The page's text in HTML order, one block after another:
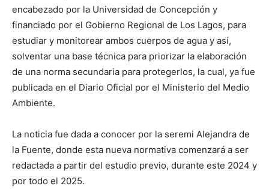
encabezado por la Universidad de Concepción y
financiado por el Gobierno Regional de Los Lagos, para
estudiar y monitorear ambos cuerpos de agua y así,
solventar una base técnica para priorizar la elaboración
de una norma secundaria para protegerlos, la cual, ya fue
publicada en el Diario Oficial por el Ministerio del Medio
Ambiente.
La noticia fue dada a conocer por la seremi Alejandra de
la Fuente, donde esta nueva normativa comenzará a ser
redactada a partir del estudio previo, durante este 2024 y
por todo el 2025.